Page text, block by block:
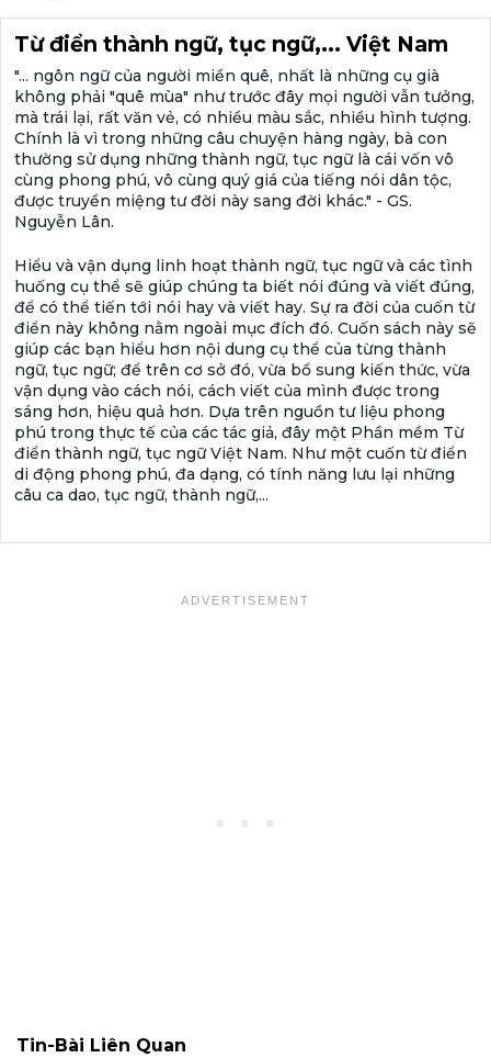
Từ điển thành ngữ, tục ngữ,... Việt Nam
"... ngôn ngữ của người miền quê, nhất là những cụ già
không phải "quê mùa" như trước đây mọi người vẫn tưởng,
mà trái lại, rất văn vẻ, có nhiều màu sắc, nhiều hình tượng.
Chính là vì trong những câu chuyện hàng ngày, bà con
thường sử dụng những thành ngữ, tục ngữ là cái vốn vô
cùng phong phú, vô cùng quý giá của tiếng nói dân tộc,
được truyền miệng tư đời này sang đời khác." - GS.
Nguyễn Lân.
Hiểu và vận dụng linh hoạt thành ngữ, tục ngữ và các tình
huống cụ thể sẽ giúp chúng ta biết nói đúng và viết đúng,
để có thể tiến tới nói hay và viết hay. Sự ra đời của cuốn từ
điển này không nằm ngoài mục đích đó. Cuốn sách này sẽ
giúp các bạn hiểu hơn nội dung cụ thể của từng thành
ngữ, tục ngữ; để trên cơ sở đó, vừa bổ sung kiến thức, vừa
vận dụng vào cách nói, cách viết của mình được trong
sáng hơn, hiệu quả hơn. Dựa trên nguồn tư liệu phong
phú trong thực tế của các tác giả, đây một Phần mềm Từ
điển thành ngữ, tục ngữ Việt Nam. Như một cuốn từ điển
di động phong phú, đa dạng, có tính năng lưu lại những
câu ca dao, tục ngữ, thành ngữ,...
Tin-Bài Liên Quan